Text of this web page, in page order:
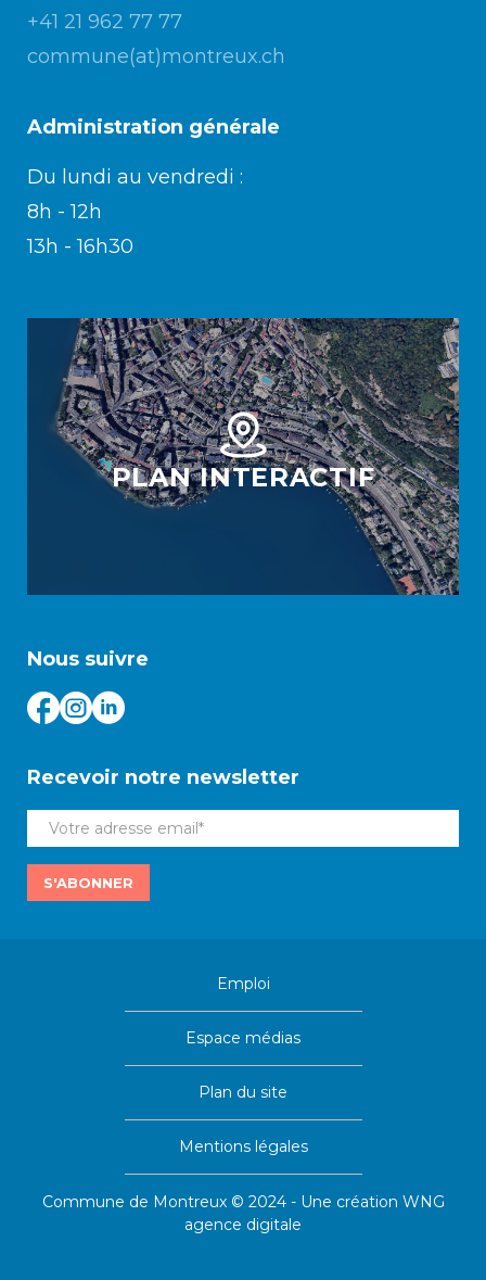
+41 21 962 77 77
commune(at)montreux.ch
Administration générale
Du lundi au vendredi :
8h - 12h
13h - 16h30
PLAN INTERACTIF
Nous suivre
Recevoir notre newsletter
S'ABONNER
Emploi
Espace médias
Plan du site
Mentions légales
Commune de Montreux © 2024 - Une création WNG
agence digitale